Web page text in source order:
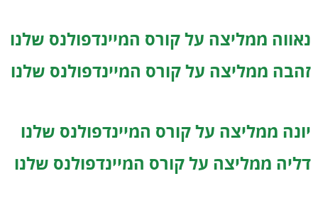
נאווה ממליצה על קורס המיינדפולנס שלנו
זהבה ממליצה על קורס המיינדפולנס שלנו
יונה ממליצה על קורס המיינדפולנס שלנו
דליה ממליצה על קורס המיינדפולנס שלנו